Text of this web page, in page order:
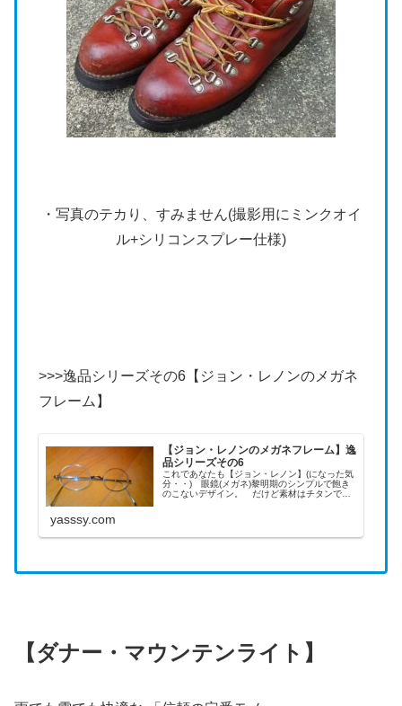
・写真のテカり、すみません(撮影用にミンクオイ
ル+シリコンスプレー仕様)
>>>逸品シリーズその6【ジョン・レノンのメガネ
フレーム】
【ジョン・レノンのメガネフレーム】逸
品シリーズその6
これであなたも【ジョン・レノン】(になった気
分・・) 眼鏡(メガネ)黎明期のシンプルで飽き
のこないデザイン。 だけど素材はチタンで超
yasssy.com
【ダナー・マウンテンライト】